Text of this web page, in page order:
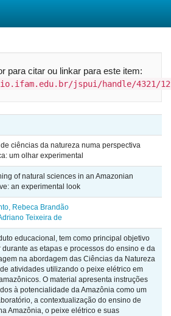
para citar ou linkar para este item:
jspui/handle/4321/
ciências da natureza numa perspectiva
um olhar experimental
of natural sciences in an Amazonian
an experimental look
Rebeca Brandão
Teixeira de
educacional, tem como principal objetivo
durante as etapas e processos do ensino e da
na abordagem das Ciências da Natureza
atividades utilizando o peixe elétrico em
O material apresenta instruções
à potencialidade da Amazônia como um
a contextualização do ensino de
Amazônia, o peixe elétrico e suas